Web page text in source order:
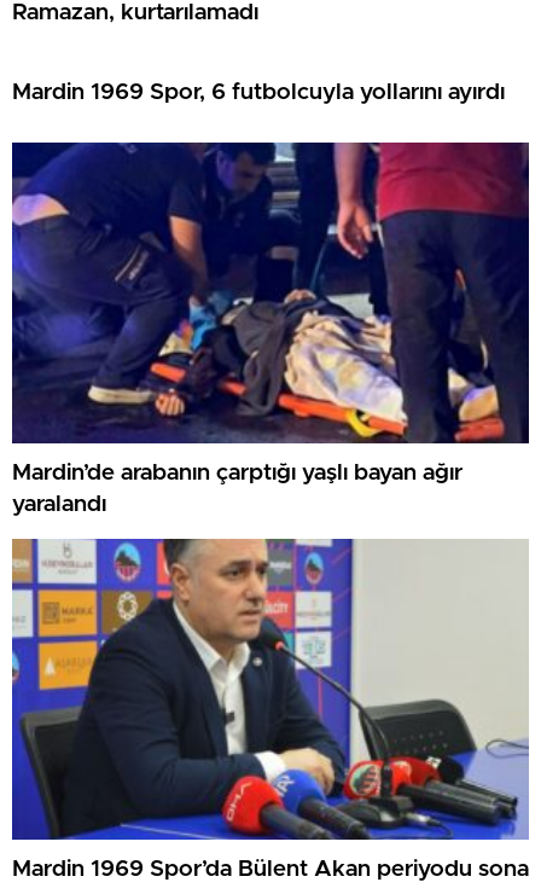
Ramazan, kurtarılamadı
Mardin 1969 Spor, 6 futbolcuyla yollarını ayırdı
Mardin’de arabanın çarptığı yaşlı bayan ağır
yaralandı
Mardin 1969 Spor’da Bülent Akan periyodu sona